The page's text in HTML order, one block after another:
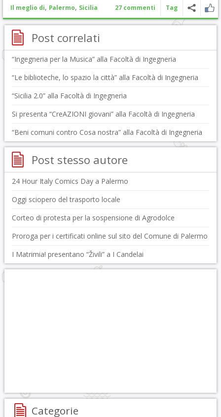
Il meglio di, Palermo, Sicilia 27 commenti Tag
Post correlati
“Ingegneria per la Musica” alla Facoltà di Ingegneria
“Le biblioteche, lo spazio la città” alla Facoltà di Ingegneria
“Sicilia 2.0” alla Facoltà di Ingegneria
Si presenta “CreAZIONI giovani” alla Facoltà di Ingegneria
“Beni comuni contro Cosa nostra” alla Facoltà di Ingegneria
Post stesso autore
24 Hour Italy Comics Day a Palermo
Oggi sciopero del trasporto locale
Corteo di protesta per la sospensione di Agrodolce
Proroga per i certificati online sul sito del Comune di Palermo
I Matrimia! presentano “Živili” a I Candelai
Categorie